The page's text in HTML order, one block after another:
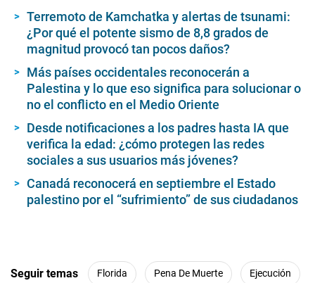
Terremoto de Kamchatka y alertas de tsunami:
¿Por qué el potente sismo de 8,8 grados de
magnitud provocó tan pocos daños?
Más países occidentales reconocerán a
Palestina y lo que eso significa para solucionar o
no el conflicto en el Medio Oriente
Desde notificaciones a los padres hasta IA que
verifica la edad: ¿cómo protegen las redes
sociales a sus usuarios más jóvenes?
Canadá reconocerá en septiembre el Estado
palestino por el “sufrimiento” de sus ciudadanos
Seguir temas Florida Pena De Muerte Ejecución